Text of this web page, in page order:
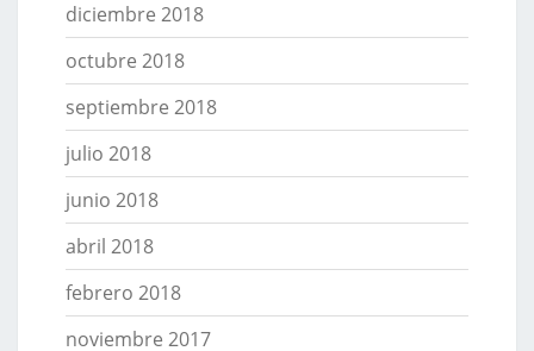
diciembre 2018
octubre 2018
septiembre 2018
julio 2018
junio 2018
abril 2018
febrero 2018
noviembre 2017